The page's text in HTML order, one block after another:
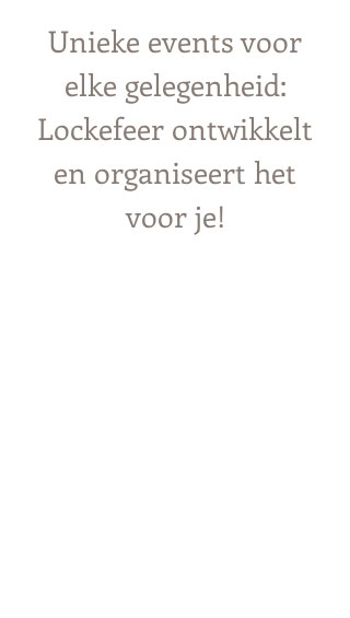
Unieke events voor
elke gelegenheid:
Lockefeer ontwikkelt
en organiseert het
voor je!